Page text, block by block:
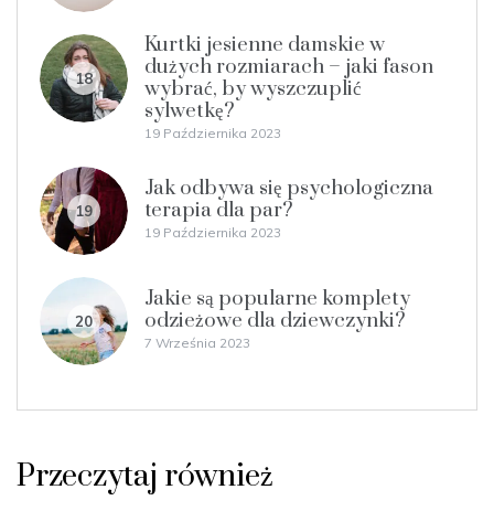
18
Kurtki jesienne damskie w
dużych rozmiarach – jaki fason
wybrać, by wyszczuplić
sylwetkę?
19 Października 2023
19
Jak odbywa się psychologiczna
terapia dla par?
19 Października 2023
20
Jakie są popularne komplety
odzieżowe dla dziewczynki?
7 Września 2023
Przeczytaj również